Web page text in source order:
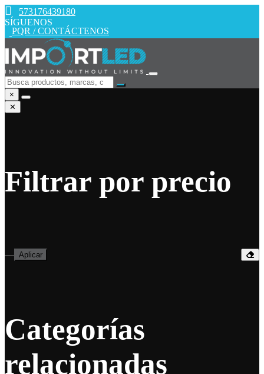
573176439180
SÍGUENOS
PQR / CONTÁCTENOS
×
✕
Filtrar por precio
— Aplicar
Categorías
relacionadas